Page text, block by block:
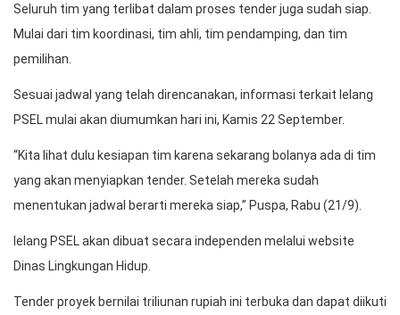
Seluruh tim yang terlibat dalam proses tender juga sudah siap.
Mulai dari tim koordinasi, tim ahli, tim pendamping, dan tim
pemilihan.
Sesuai jadwal yang telah direncanakan, informasi terkait lelang
PSEL mulai akan diumumkan hari ini, Kamis 22 September.
“Kita lihat dulu kesiapan tim karena sekarang bolanya ada di tim
yang akan menyiapkan tender. Setelah mereka sudah
menentukan jadwal berarti mereka siap,” Puspa, Rabu (21/9).
lelang PSEL akan dibuat secara independen melalui website
Dinas Lingkungan Hidup.
Tender proyek bernilai triliunan rupiah ini terbuka dan dapat diikuti